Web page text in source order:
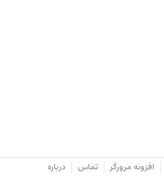
افزونه مرورگر تماس درباره